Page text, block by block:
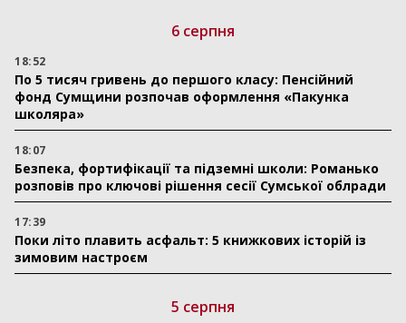
6 серпня
18:52
По 5 тисяч гривень до першого класу: Пенсійний
фонд Сумщини розпочав оформлення «Пакунка
школяра»
18:07
Безпека, фортифікації та підземні школи: Романько
розповів про ключові рішення сесії Сумської облради
17:39
Поки літо плавить асфальт: 5 книжкових історій із
зимовим настроєм
5 серпня